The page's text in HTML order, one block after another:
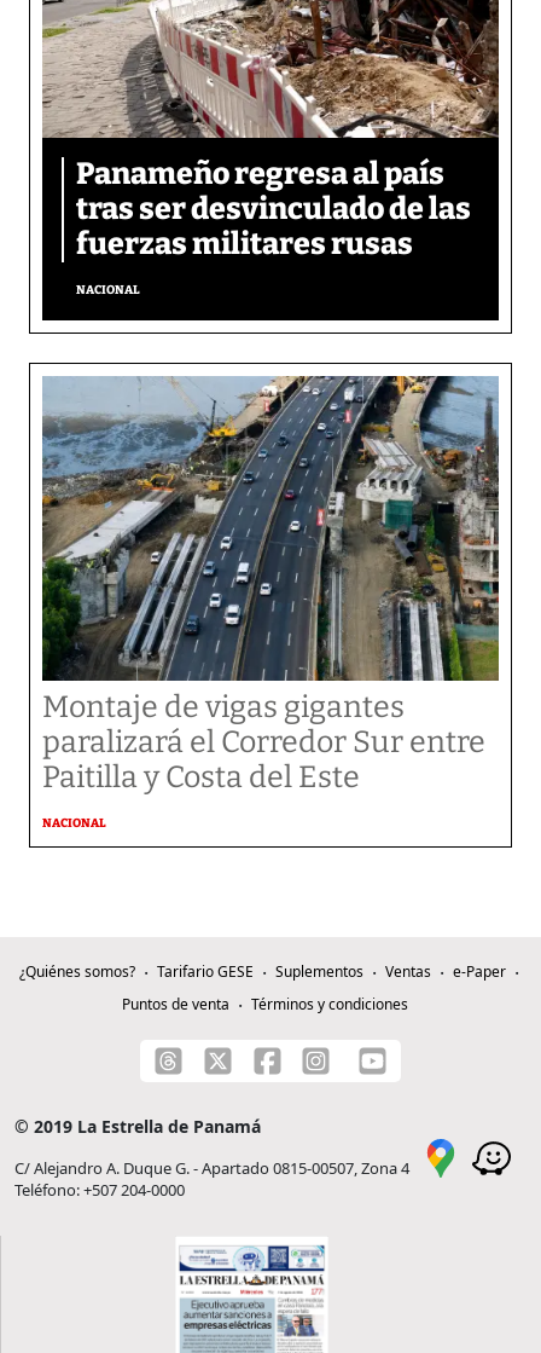
Panameño regresa al país
tras ser desvinculado de las
fuerzas militares rusas
NACIONAL
Montaje de vigas gigantes
paralizará el Corredor Sur entre
Paitilla y Costa del Este
NACIONAL
¿Quiénes somos? Tarifario GESE Suplementos Ventas
e-Paper
Puntos de venta
Términos y condiciones
© 2019 La Estrella de Panamá
C/ Alejandro A. Duque G. - Apartado 0815-00507, Zona 4
Teléfono: +507 204-0000